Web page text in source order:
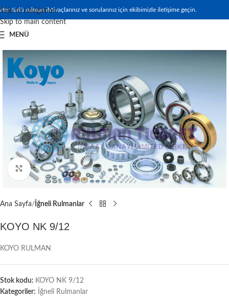
Skip to navigation
Skip to main content
Her türlü rulman ihtiyaçlarınız ve sorularınız için ekibimizle iletişime geçin.
MENÜ
Büyütmek için tıklayın
Ana Sayfa İğneli Rulmanlar
KOYO NK 9/12
KOYO RULMAN
Stok kodu: KOYO NK 9/12
Kategoriler:
İğneli Rulmanlar